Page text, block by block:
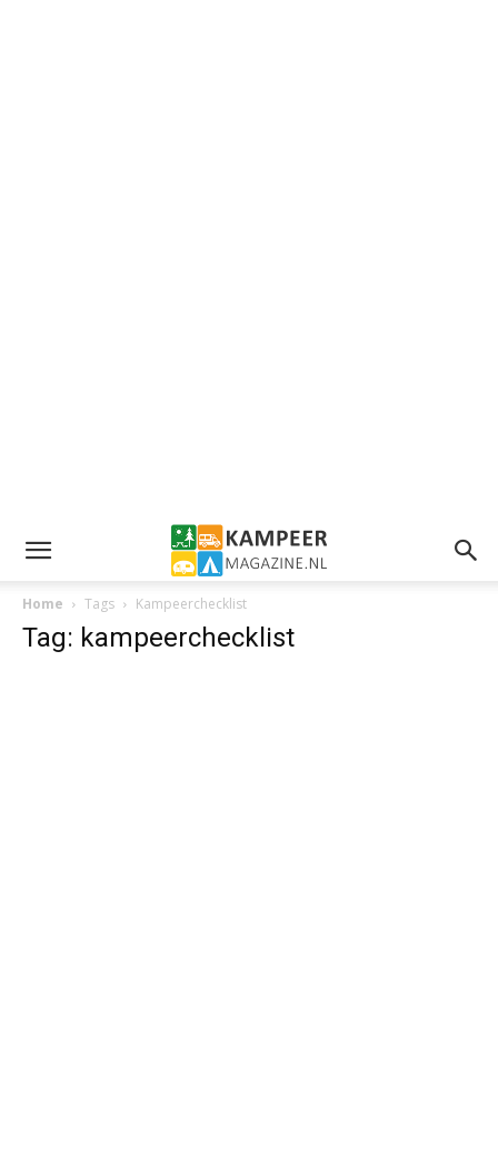
Home Tags Kampeerchecklist
Tag: kampeerchecklist